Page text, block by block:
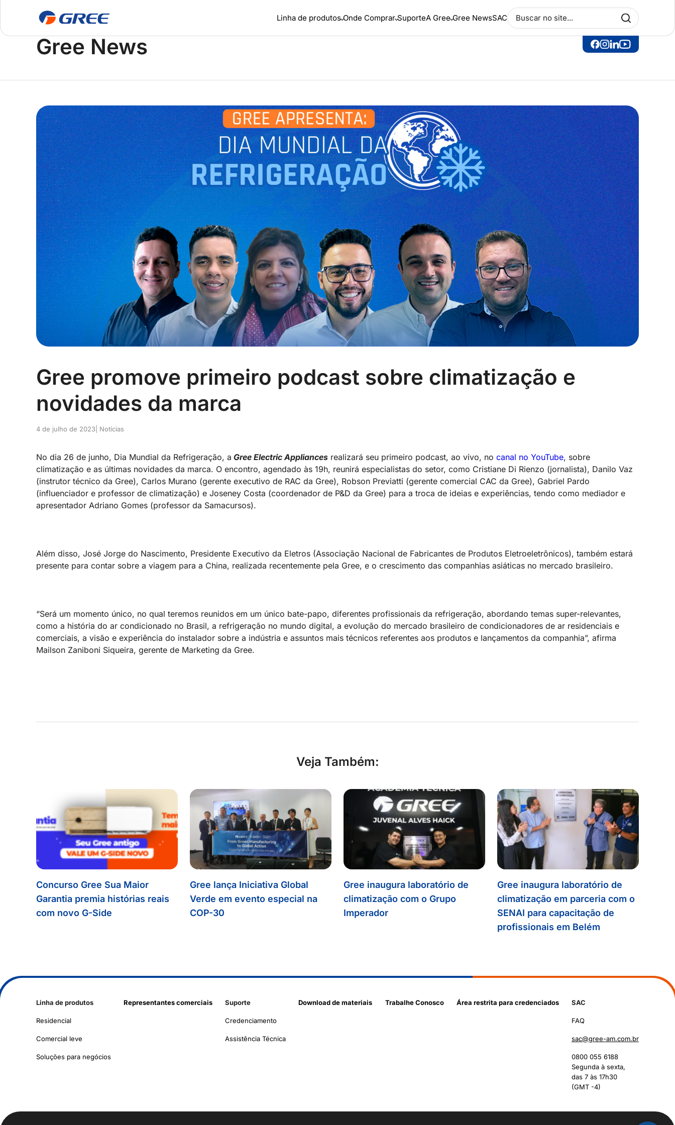
Linha de produtos Onde Comprar SuporteA Gree Gree NewsSAC
Home Gree News
Gree News
Gree promove primeiro podcast sobre climatização e
novidades da marca
4 de julho de 2023 | Notícias
No dia 26 de junho, Dia Mundial da Refrigeração, a Gree Electric Appliances realizará seu primeiro podcast, ao vivo, no canal no YouTube, sobre
climatização e as últimas novidades da marca. O encontro, agendado às 19h, reunirá especialistas do setor, como Cristiane Di Rienzo (jornalista), Danilo Vaz
(instrutor técnico da Gree), Carlos Murano (gerente executivo de RAC da Gree), Robson Previatti (gerente comercial CAC da Gree), Gabriel Pardo
(influenciador e professor de climatização) e Joseney Costa (coordenador de P&D da Gree) para a troca de ideias e experiências, tendo como mediador e
apresentador Adriano Gomes (professor da Samacursos).
Além disso, José Jorge do Nascimento, Presidente Executivo da Eletros (Associação Nacional de Fabricantes de Produtos Eletroeletrônicos), também estará
presente para contar sobre a viagem para a China, realizada recentemente pela Gree, e o crescimento das companhias asiáticas no mercado brasileiro.
“Será um momento único, no qual teremos reunidos em um único bate-papo, diferentes profissionais da refrigeração, abordando temas super-relevantes,
como a história do ar condicionado no Brasil, a refrigeração no mundo digital, a evolução do mercado brasileiro de condicionadores de ar residenciais e
comerciais, a visão e experiência do instalador sobre a indústria e assuntos mais técnicos referentes aos produtos e lançamentos da companhia”, afirma
Mailson Zaniboni Siqueira, gerente de Marketing da Gree.
Veja Também:
Concurso Gree Sua Maior
Garantia premia histórias reais
com novo G-Side
Gree lança Iniciativa Global
Verde em evento especial na
COP-30
Gree inaugura laboratório de
climatização com o Grupo
Imperador
Gree inaugura laboratório de
climatização em parceria com o
SENAI para capacitação de
profissionais em Belém
Linha de produtos
Residencial
Comercial leve
Soluções para negócios
Representantes comerciais Suporte
Credenciamento
Assistência Técnica
Download de materiais Trabalhe Conosco Área restrita para credenciados SAC
FAQ
sac@gree-am.com.br
0800 055 6188
Segunda à sexta,
das 7 às 17h30
(GMT -4)